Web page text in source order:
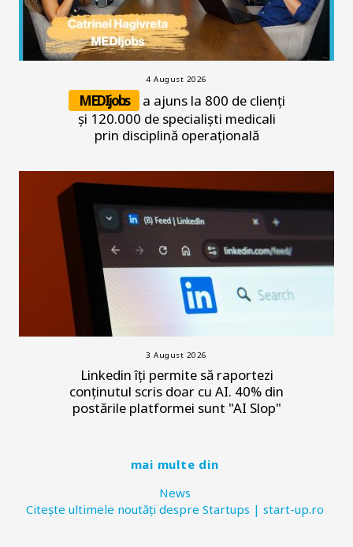
4 August 2026
MEDIjobs
a ajuns la 800 de clienți
și 120.000 de specialiști medicali
prin disciplină operațională
3 August 2026
Linkedin îți permite să raportezi
conținutul scris doar cu AI. 40% din
postările platformei sunt "AI Slop"
mai multe din
News
Citește ultimele noutăți despre Startups | start-up.ro